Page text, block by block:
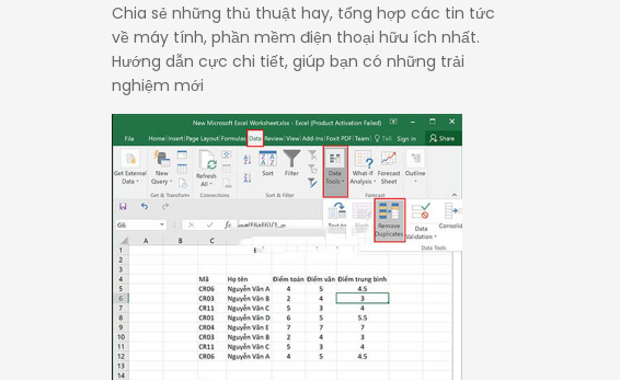
Chia sẻ những thủ thuật hay, tổng hợp các tin tức
về máy tính, phần mềm điện thoại hữu ích nhất.
Hướng dẫn cực chi tiết, giúp bạn có những trải
nghiệm mới